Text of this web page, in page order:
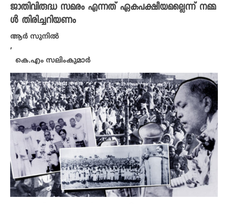
ജാതിവിരുദ്ധ സമരം എന്നത് ഏകപക്ഷീയമല്ലെന്ന് നമ്മ
ൾ തിരിച്ചറിയണം
ആർ സുനിൽ
,
കെ.എം സലിംകുമാർ